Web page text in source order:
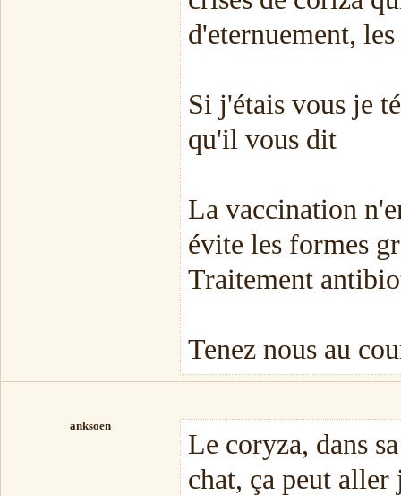
d'eternuement,
Si j'étais vous je
qu'il vous dit
La vaccination
évite les formes
Traitement
Tenez nous au
anksoen
Le coryza, dans
chat, ça peut